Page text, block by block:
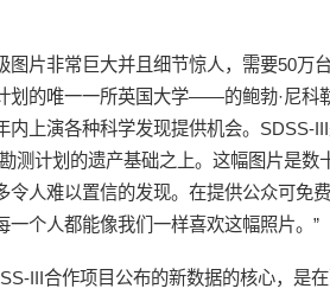
片非常巨大并且细节惊人，需要50万
的唯一一所英国大学——的鲍勃·尼科
内上演各种科学发现提供机会。SDSS-
测计划的遗产基础之上。这幅图片是数
令人难以置信的发现。在提供公众可免
一个人都能像我们一样喜欢这幅照片。”
III合作项目公布的新数据的核心，是在